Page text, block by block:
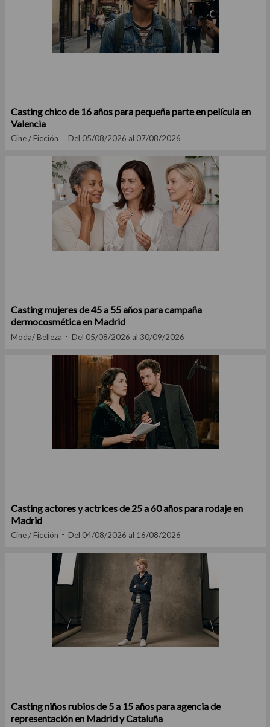
Casting chico de 16 años para pequeña parte en película en
Valencia
Cine / Ficción Del 05/08/2026 al 07/08/2026
Casting mujeres de 45 a 55 años para campaña
dermocosmética en Madrid
Moda/ Belleza Del 05/08/2026 al 30/09/2026
Casting actores y actrices de 25 a 60 años para rodaje en
Madrid
Cine / Ficción Del 04/08/2026 al 16/08/2026
Casting niños rubios de 5 a 15 años para agencia de
representación en Madrid y Cataluña